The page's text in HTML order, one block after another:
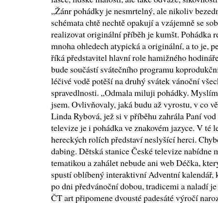
„Žánr pohádky je nesmrtelný, ale nikoliv
schémata chtě nechtě opakují a vzájemně se
realizovat originální příběh je kumšt. Pohádka
mnoha ohledech atypická a originální, a to je,
říká představitel hlavní role hamižného
bude součástí svátečního programu
léčivé vodě potěší na druhý svátek vánoční
spravedlnosti. „Odmala miluji pohádky.
jsem. Ovlivňovaly, jaká budu až vyrostu, v co
Linda Rybová, jež si v příběhu zahrála Paní
televize je i pohádka ve znakovém jazyce. V té
hereckých rolích představí neslyšící herci.
dabing. Dětská stanice České televize nabídne
tematikou a zahálet nebude ani web Déčka,
spustí oblíbený interaktivní Adventní kalendář,
po dni předvánoční dobou, tradicemi a naladí
ČT art připomene dvousté padesáté výročí